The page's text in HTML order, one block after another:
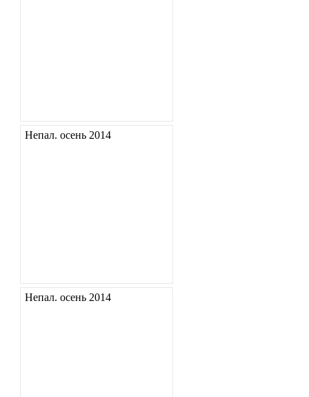
Непал. осень 2014
Непал. осень 2014